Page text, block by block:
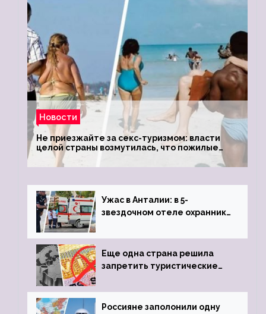
Новости
Не приезжайте за секс-туризмом: власти
целой страны возмутилась, что пожилые
туристки массово едут к ним, чтобы
обзавестись молодыми любовниками
Ужас в Анталии: в 5-
звездочном отеле охранник
пистолета
Еще одна страна решила
запретить туристические
Россияне заполонили одну